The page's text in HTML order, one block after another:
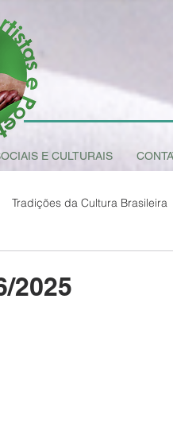
E CULTURAIS
Tradições da Cultura Brasileira
2025